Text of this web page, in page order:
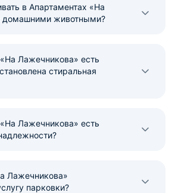
в Апартаментах «На
домашними животными?
Лажечникова» есть
стиральная
Лажечникова» есть
Лажечникова»
парковки?